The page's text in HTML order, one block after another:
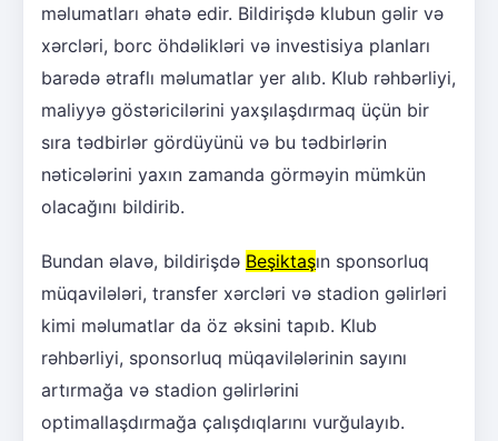
məlumatları əhatə edir. Bildirişdə klubun gəlir və
xərcləri, borc öhdəlikləri və investisiya planları
barədə ətraflı məlumatlar yer alıb. Klub rəhbərliyi,
maliyyə göstəricilərini yaxşılaşdırmaq üçün bir
sıra tədbirlər gördüyünü və bu tədbirlərin
nəticələrini yaxın zamanda görməyin mümkün
olacağını bildirib.
Bundan əlavə, bildirişdə Beşiktaşın sponsorluq
müqavilələri, transfer xərcləri və stadion gəlirləri
kimi məlumatlar da öz əksini tapıb. Klub
rəhbərliyi, sponsorluq müqavilələrinin sayını
artırmağa və stadion gəlirlərini
optimallaşdırmağa çalışdıqlarını vurğulayıb.